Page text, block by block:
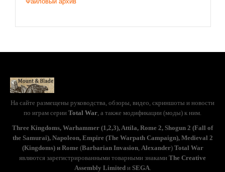
На сайте размещены руководства, обзоры, видео, скриншоты и новости
по играм серии Total War , а также модификации (моды) к ним.
Three Kingdoms, Warhammer (1,2,3), Attila, Rome 2, Shogun 2 (Fall of
the Samurai), Napoleon, Empire (The Warpath Campaign), Medieval 2
(Kingdoms) и Rome (Barbarian Invasion, Alexander)Total War
являются зарегистрированными товарными знаками The Creative
Assembly Limitedи SEGA.